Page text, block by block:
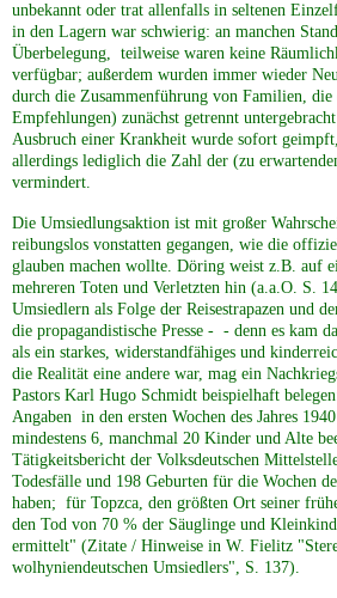
unbekannt oder trat allenfalls in seltenen
in den Lagern war schwierig: an manchen
Überbelegung, teilweise waren keine
verfügbar; außerdem wurden immer wieder
durch die Zusammenführung von Familien,
Empfehlungen) zunächst getrennt
Ausbruch einer Krankheit wurde sofort
allerdings lediglich die Zahl der (zu
vermindert.
Die Umsiedlungsaktion ist mit großer
reibungslos vonstatten gegangen, wie die
glauben machen wollte. Döring weist z.B. auf
mehreren Toten und Verletzten hin (a.a.O. S.
Umsiedlern als Folge der Reisestrapazen und
die propagandistische Presse - - denn es kam
als ein starkes, widerstandfähiges und
die Realität eine andere war, mag ein
Pastors Karl Hugo Schmidt beispielhaft
Angaben in den ersten Wochen des Jahres
mindestens 6, manchmal 20 Kinder und Alte
Tätigkeitsbericht der Volksdeutschen
Todesfälle und 198 Geburten für die Wochen
haben; für Topzca, den größten Ort seiner
den Tod von 70 % der Säuglinge und
ermittelt" (Zitate / Hinweise in W. Fielitz
wolhyniendeutschen Umsiedlers", S. 137).